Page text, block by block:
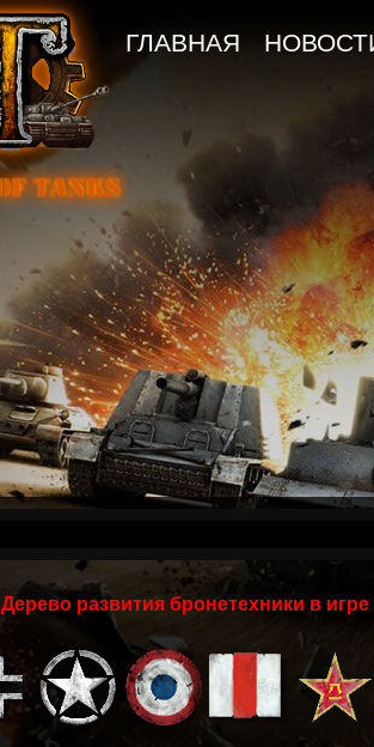
ГЛАВНАЯ
Дерево развития бронетехники в